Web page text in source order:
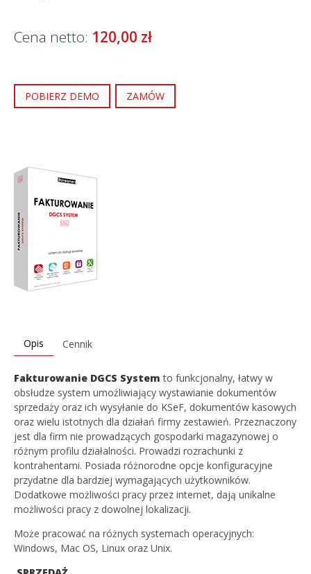
Cena netto: 120,00 zł
POBIERZ DEMO ZAMÓW
Opis Cennik
Fakturowanie DGCS System to funkcjonalny, łatwy w
obsłudze system umożliwiający wystawianie dokumentów
sprzedaży oraz ich wysyłanie do KSeF, dokumentów kasowych
oraz wielu istotnych dla działań firmy zestawień. Przeznaczony
jest dla firm nie prowadzących gospodarki magazynowej o
różnym profilu działalności. Prowadzi rozrachunki z
kontrahentami. Posiada różnorodne opcje konfiguracyjne
przydatne dla bardziej wymagających użytkowników.
Dodatkowe możliwości pracy przez internet, dają unikalne
możliwości pracy z dowolnej lokalizacji.
Może pracować na różnych systemach operacyjnych:
Windows, Mac OS, Linux oraz Unix.